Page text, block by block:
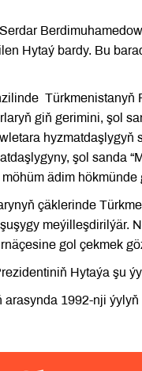
Hytaý bardy. Bu
giň gerimini, şol
şol sanda
ädim
çäklerinde
meýilleşdirilýär.
gol çekmek
Hytaýa şu
1992-nji